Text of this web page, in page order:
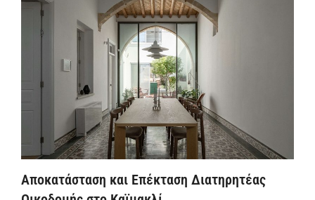
Αποκατάσταση και Επέκταση Διατηρητέας